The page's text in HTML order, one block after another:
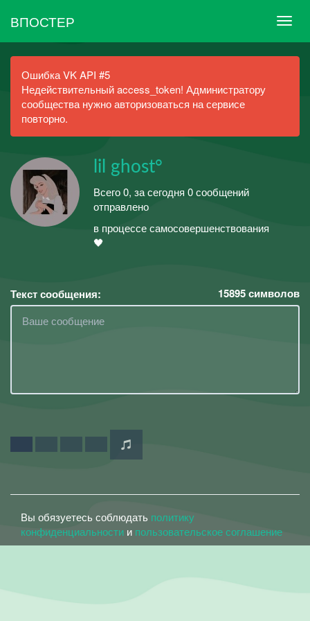
ВПОСТЕР
Ошибка VK API #5
Недействительный access_token! Администратору
сообщества нужно авторизоваться на сервисе
повторно.
lil ghost°
Всего 0, за сегодня 0 сообщений
отправлено
в процессе самосовершенствования
🖤
Текст сообщения: 15895символов
Вы обязуетесь соблюдать политику
конфиденциальности и пользовательское соглашение